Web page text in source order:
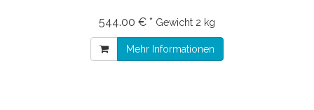
544.00 € * Gewicht 2 kg
Mehr Informationen